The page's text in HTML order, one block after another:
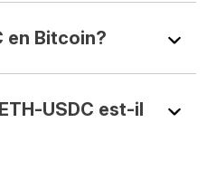
en Bitcoin?
USDC est-il